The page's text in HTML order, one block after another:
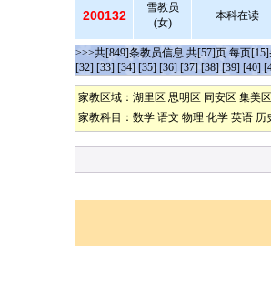
200132
雪教员
(女)
本科在读
>>>共[849]条教员信息 共[57]页 每页[15]
[32] [33] [34] [35] [36] [37] [38] [39] [40]
家教区域： 湖里区 思明区 同安区 集美区
家教科目： 数学 语文 物理 化学 英语 历